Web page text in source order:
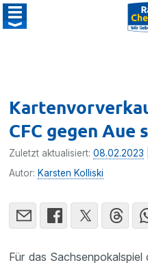
CFC gegen Aue
Zuletzt aktualisiert:08.02.2023
Autor: Karsten Kolliski
Für das